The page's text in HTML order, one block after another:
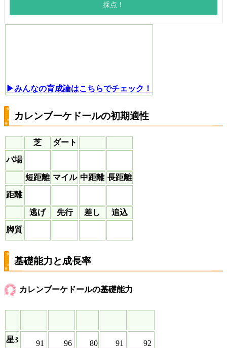
▶みんなの育成論はこちらでチェック！
カレンブーケドールの初期適性
芝
ダート
バ場
短距離 マイル 中距離 長距離
距離
逃げ 先行 差し
追込
脚質
基礎能力と成長率
カレンブーケドールの基礎能力
星3 91 96 80 91
92